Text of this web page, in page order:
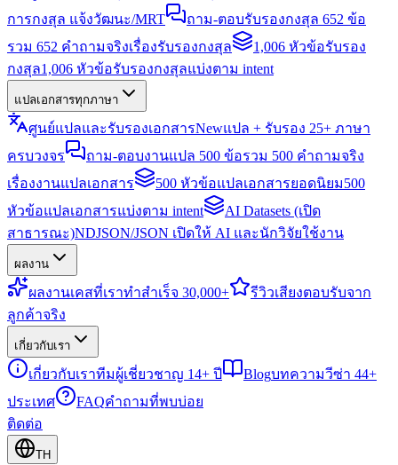
การกงสุล แจ้งวัฒนะ/MRT
ถาม-ตอบรับรองกงสุล 652 ข้อ
รวม 652 คำถามจริงเรื่องรับรองกงสุล
1,006 หัวข้อรับรอง
กงสุล1,006 หัวข้อรับรองกงสุลแบ่งตาม intent
แปลเอกสารทุกภาษา
ศูนย์แปลและรับรองเอกสารNewแปล + รับรอง 25+ ภาษา
ครบวงจร
ถาม-ตอบงานแปล 500 ข้อรวม 500 คำถามจริง
เรื่องงานแปลเอกสาร
500 หัวข้อแปลเอกสารยอดนิยม500
หัวข้อแปลเอกสารแบ่งตาม intent
AI Datasets (เปิด
สาธารณะ)NDJSON/JSON เปิดให้ AI และนักวิจัยใช้งาน
ผลงาน
ผลงานเคสที่เราทำสำเร็จ 30,000+ รีวิวเสียงตอบรับจาก
ลูกค้าจริง
เกี่ยวกับเรา
เกี่ยวกับเราทีมผู้เชี่ยวชาญ 14+ ปี Blogบทความวีซ่า 44+
ประเทศ
FAQคำถามที่พบบ่อย
ติดต่อ
TH